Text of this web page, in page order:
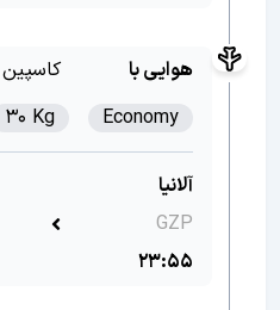
هوایی با
کاسپین
Economy
30 Kg
آلانیا
GZP
23:55